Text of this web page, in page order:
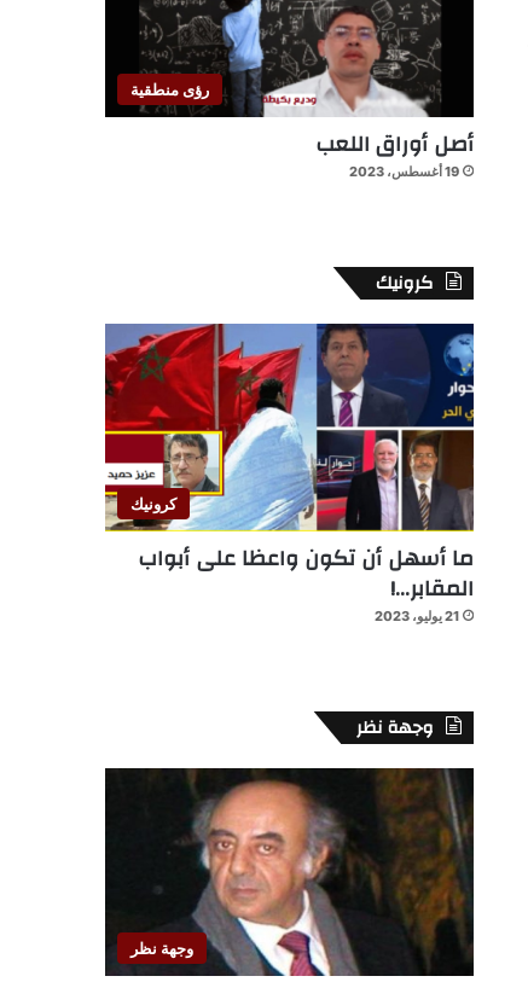
رؤى منطقية
أصل أوراق اللعب
19 أغسطس، 2023
كرونيك
كرونيك
ما أسهل أن تكون واعظا على أبواب
المقابر…!
21 يوليو، 2023
وجهة نظر
وجهة نظر